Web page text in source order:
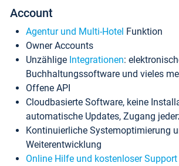
Account
Agentur und Multi-Hotel Funktion
Owner Accounts
Unzählige Integrationen:
Buchhaltungssoftware und vieles
Offene API
Cloudbasierte Software, keine
automatische Updates, Zugang
Kontinuierliche Systemoptimierung
Weiterentwicklung
Online Hilfe und kostenloser Support